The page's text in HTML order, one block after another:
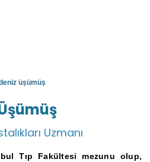
Uzmanı
Tıp Fakültesi mezunu olup,